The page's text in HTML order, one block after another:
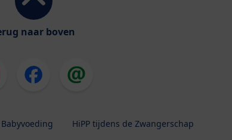
naar boven
Babyvoeding HiPP tijdens de Zwangerschap